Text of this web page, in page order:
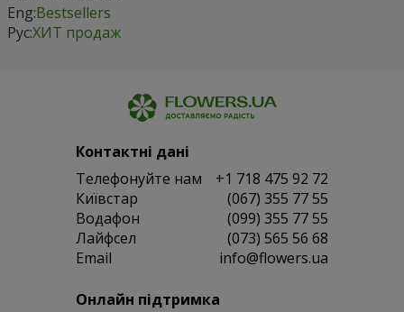
Eng:Bestsellers
Рус:ХИТ продаж
Контактні дані
Телефонуйте нам
+1 718 475 92 72
Київстар
(067) 355 77 55
Водафон
(099) 355 77 55
Лайфсел
(073) 565 56 68
Email
info@flowers.ua
Онлайн підтримка